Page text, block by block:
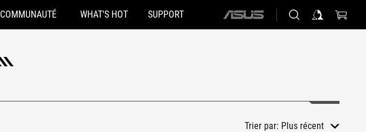
COMMUNAUTÉ WHAT'S HOT SUPPORT
ASUS
Trier par: Plus récent